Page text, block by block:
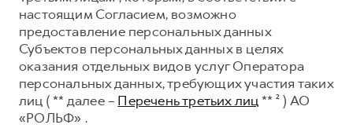
POER
от 3 449 000 ₽
Крупным корпоративным клиентам
Система управления автопарком GWM Fleet
Сервис для корпоративных клиентов
HAVAL Лизинг
Руководства по эксплуатации
Подписки
АКСЕССУАРЫ HAVAL
Автомобильные аксессуары
настоящим Согласием, возможно
предоставление персональных данных
Субъектов персональных данных в целях
оказания отдельных видов услуг Оператора
персональных данных, требующих участия таких
лиц ( ** далее – Перечень третьих лиц** ² ) АО
«РОЛЬФ» .